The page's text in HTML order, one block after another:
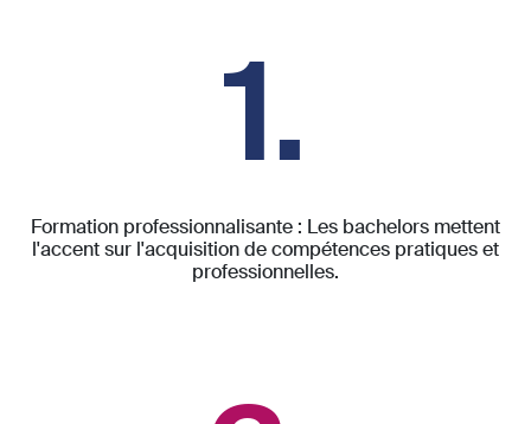
1.
Formation professionnalisante : Les bachelors mettent
l'accent sur l'acquisition de compétences pratiques et
professionnelles.